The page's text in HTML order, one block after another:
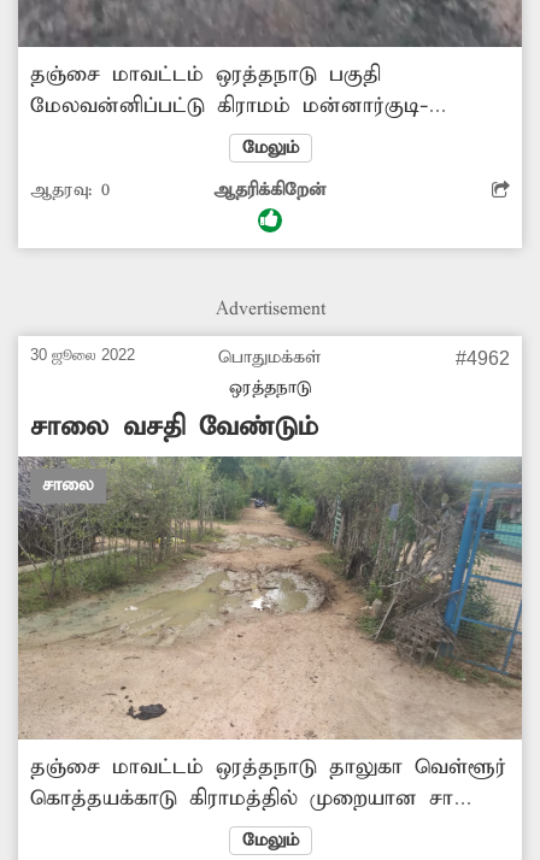
தஞ்சை மாவட்டம் ஒரத்தநாடு பகுதி
மேலவன்னிப்பட்டு கிராமம் மன்னார்குடி-
ஒரத்தநாடு இணைப்பு சாலை பராமரிப்பின்றி
காணப்படுகிறது. இதனால் சாலை
குண்டும்,குழியுமாக பல்லாங்குழி போல் காட்சி
அளிக்கிறது. இதன் காரணமாக வாகன ஓட்டிகள்
மேலும், மழைக்காலங்களில் சாலையில் மழைநீர்
மாணவ-மாணவிகள் சாலையில் நடந்து செல்ல
முடியாத சூழல் ஏற்பட்டுள்ளது. எனவே,
சம்பந்தப்பட்ட அதிகாரிகள் மேற்கண்ட பகுதியில்
உள்ள சாலையை சீரமைக்க நடவடிக்கை
எடுப்பார்களா?
மேலும்
ஆதரவு: 0 ஆதரிக்கிறேன்
Advertisement
30 ஜூலை 2022
பொதுமக்கள்
ஒரத்தநாடு
#4962
சாலை வசதி வேண்டும்
சாலை
தஞ்சை மாவட்டம் ஒரத்தநாடு தாலுகா வெள்ளூர்
கொத்தயக்காடு கிராமத்தில் முறையான சாலை
வசதி இல்லை. இதனால் பொதுமக்கள்
மேலும்